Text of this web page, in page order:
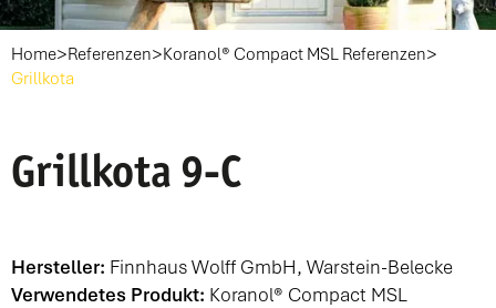
Home>Referenzen>Koranol® Compact MSL Referenzen>
Grillkota
Grillkota 9-C
Hersteller: Finnhaus Wolff GmbH, Warstein-Belecke
Verwendetes Produkt: Koranol® Compact MSL